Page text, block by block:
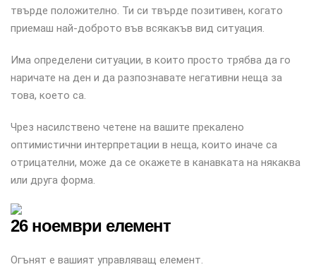
твърде положително. Ти си твърде позитивен, когато
приемаш най-доброто във всякакъв вид ситуация.
Има определени ситуации, в които просто трябва да го
наричате на ден и да разпознавате негативни неща за
това, което са.
Чрез насилствено четене на вашите прекалено
оптимистични интерпретации в неща, които иначе са
отрицателни, може да се окажете в канавката на някаква
или друга форма.
26 ноември елемент
Огънят е вашият управляващ елемент.